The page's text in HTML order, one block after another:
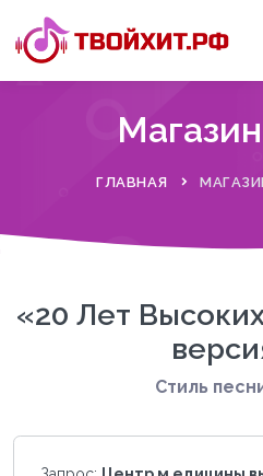
ГЛАВНАЯ
«20 Лет
Стиль